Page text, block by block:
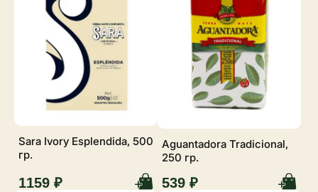
Sara Ivory Esplendida, 500
гр.
1159 ₽
Aguantadora Tradicional,
250 гр.
539 ₽